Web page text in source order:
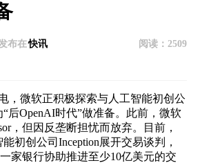
布在快讯 阅读： 2509
，微软正积极探索与人工智能初创公
后OpenAI时代”做准备。此前，微软
，但因反垄断担忧而放弃。目前，
初创公司Inception展开交易谈判，
家银行协助推进至少10亿美元的交